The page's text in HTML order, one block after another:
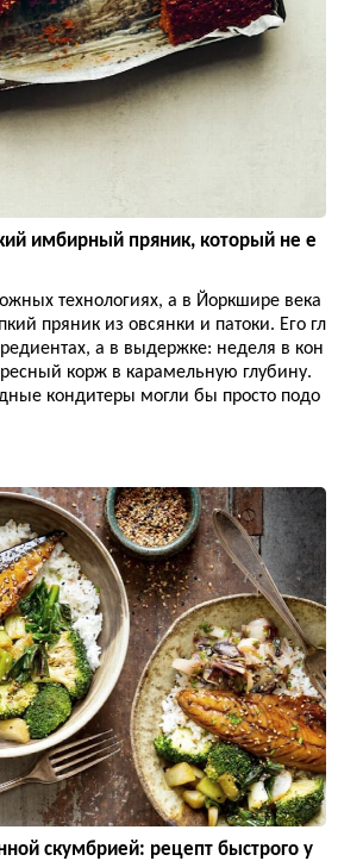
имбирный пряник, который не е
технологиях, а в Йоркшире века
пряник из овсянки и патоки. Его гл
а в выдержке: неделя в кон
корж в карамельную глубину.
кондитеры могли бы просто подо
скумбрией: рецепт быстрого у